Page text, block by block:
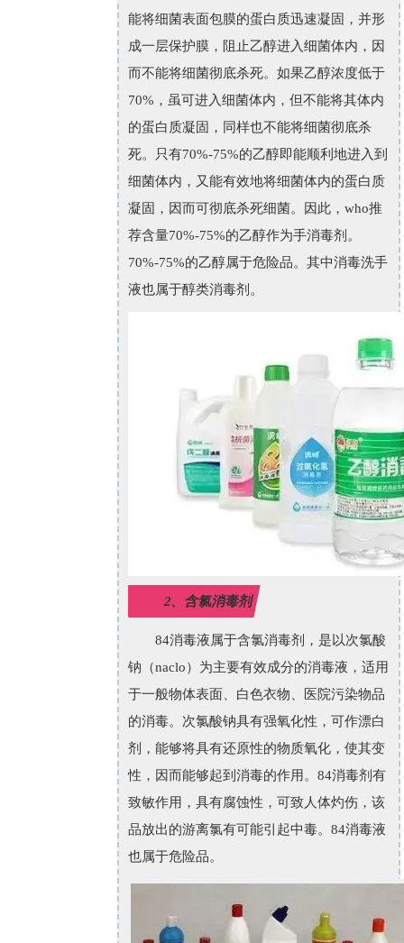
能将细菌表面包膜的蛋白质迅速凝固，并形
成一层保护膜，阻止乙醇进入细菌体内，因
而不能将细菌彻底杀死。如果乙醇浓度低于
70%，虽可进入细菌体内，但不能将其体内
的蛋白质凝固，同样也不能将细菌彻底杀
死。只有70%-75%的乙醇即能顺利地进入到
细菌体内，又能有效地将细菌体内的蛋白质
凝固，因而可彻底杀死细菌。因此，who推
荐含量70%-75%的乙醇作为手消毒剂。
70%-75%的乙醇属于危险品。其中消毒洗手
液也属于醇类消毒剂 。
2、含氯消毒剂
84消毒液属于含氯消毒剂，是以次氯酸
钠（naclo）为主要有效成分的消毒液，适用
于一般物体表面、白色衣物、医院污染物品
的消毒。次氯酸钠具有强氧化性，可作漂白
剂，能够将具有还原性的物质氧化，使其变
性，因而能够起到消毒的作用。84消毒剂有
致敏作用，具有腐蚀性，可致人体灼伤，该
品放出的游离氯有可能引起中毒。84消毒液
也属于危险品。